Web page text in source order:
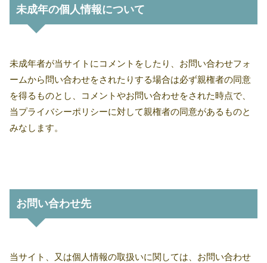
未成年の個人情報について
未成年者が当サイトにコメントをしたり、お問い合わせフォ
ームから問い合わせをされたりする場合は必ず親権者の同意
を得るものとし、コメントやお問い合わせをされた時点で、
当プライバシーポリシーに対して親権者の同意があるものと
みなします。
お問い合わせ先
当サイト、又は個人情報の取扱いに関しては、お問い合わせ